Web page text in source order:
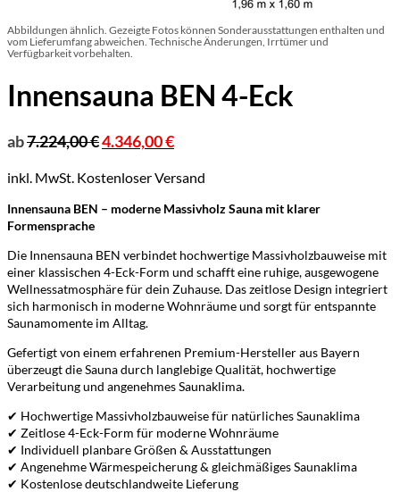
Abbildungen ähnlich. Gezeigte Fotos können Sonderausstattungen enthalten und
vom Lieferumfang abweichen. Technische Änderungen, Irrtümer und
Verfügbarkeit vorbehalten.
Innensauna BEN 4-Eck
ab7.224,00€4.346,00€
inkl. MwSt. Kostenloser Versand
Innensauna BEN – moderne Massivholz Sauna mit klarer
Formensprache
Die Innensauna BEN verbindet hochwertige Massivholzbauweise mit
einer klassischen 4-Eck-Form und schafft eine ruhige, ausgewogene
Wellnessatmosphäre für dein Zuhause. Das zeitlose Design integriert
sich harmonisch in moderne Wohnräume und sorgt für entspannte
Saunamomente im Alltag.
Gefertigt von einem erfahrenen Premium-Hersteller aus Bayern
überzeugt die Sauna durch langlebige Qualität, hochwertige
Verarbeitung und angenehmes Saunaklima.
✔ Hochwertige Massivholzbauweise für natürliches Saunaklima
✔ Zeitlose 4-Eck-Form für moderne Wohnräume
✔ Individuell planbare Größen & Ausstattungen
✔ Angenehme Wärmespeicherung & gleichmäßiges Saunaklima
✔ Kostenlose deutschlandweite Lieferung